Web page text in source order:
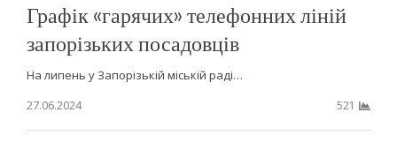
Графік «гарячих» телефонних ліній
запорізьких посадовців
На липень у Запорізькій міській раді…
27.06.2024
521